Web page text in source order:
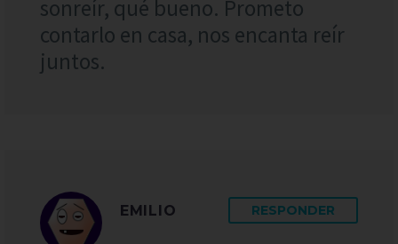
sonreír, qué bueno. Prometo
contarlo en casa, nos encanta reír
juntos.
EMILIO RESPONDER